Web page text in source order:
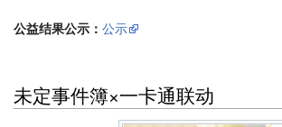
公益结果公示： 公示
未定事件簿×一卡通联动